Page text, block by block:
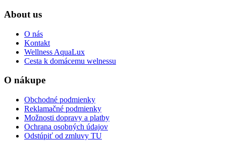
About us
O nás
Kontakt
Wellness AquaLux
Cesta k domácemu welnessu
O nákupe
Obchodné podmienky
Reklamačné podmienky
Možnosti dopravy a platby
Ochrana osobných údajov
Odstúpiť od zmluvy TU